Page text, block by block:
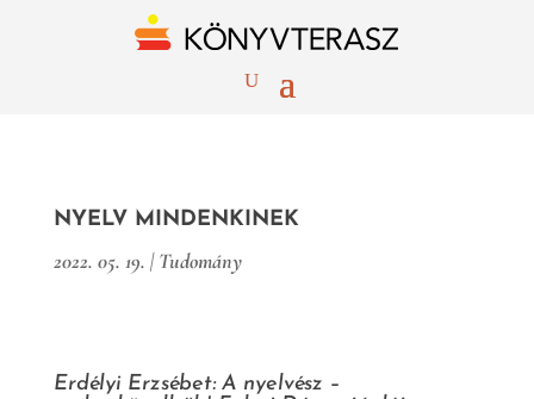
NYELV MINDENKINEK
2022. 05. 19. |Tudomány
Erdélyi Erzsébet: A nyelvész –